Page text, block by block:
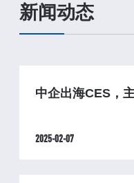
新闻动态
中企出海CES，
2025-02-07